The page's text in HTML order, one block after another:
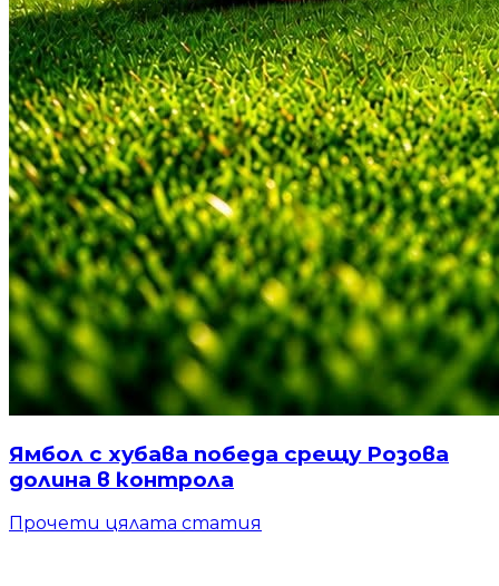
Ямбол с хубава победа срещу Розова
долина в контрола
Прочети цялата статия